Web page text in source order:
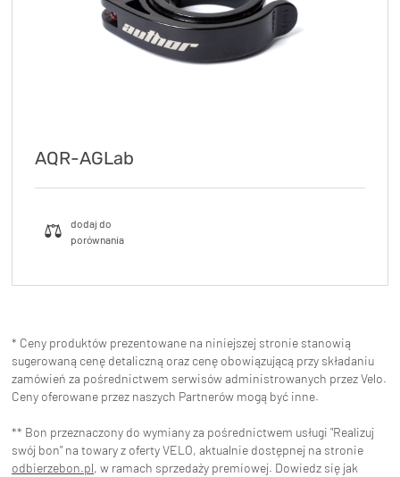
AQR-AGLab
* Ceny produktów prezentowane na niniejszej stronie stanowią
sugerowaną cenę detaliczną oraz cenę obowiązującą przy składaniu
zamówień za pośrednictwem serwisów administrowanych przez Velo.
Ceny oferowane przez naszych Partnerów mogą być inne.
** Bon przeznaczony do wymiany za pośrednictwem usługi "Realizuj
swój bon" na towary z oferty VELO, aktualnie dostępnej na stronie
odbierzebon.pl, w ramach sprzedaży premiowej. Dowiedz się jak